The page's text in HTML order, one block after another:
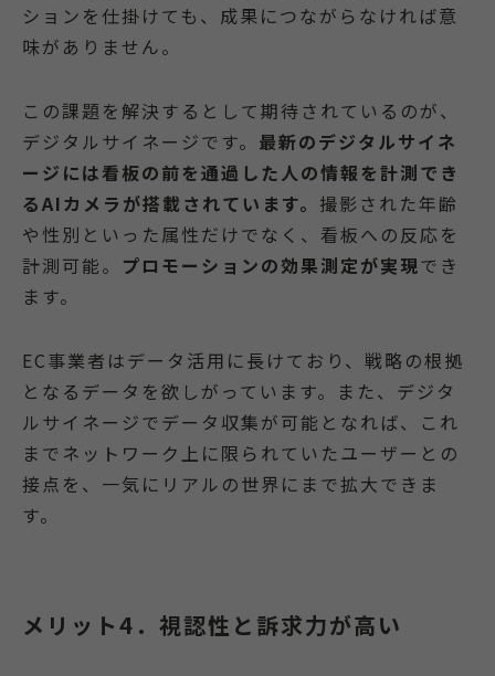
ションを仕掛けても、成果につながらなければ意
味がありません。
この課題を解決するとして期待されているのが、
デジタルサイネージです。 最新のデジタルサイネ
ージには看板の前を通過した人の情報を計測でき
るAIカメラが搭載されています。 撮影された年齢
や性別といった属性だけでなく、看板への反応を
計測可能。 プロモーションの効果測定が実現でき
ます。
EC事業者はデータ活用に長けており、戦略の根拠
となるデータを欲しがっています。また、デジタ
ルサイネージでデータ収集が可能となれば、これ
までネットワーク上に限られていたユーザーとの
接点を、一気にリアルの世界にまで拡大できま
す。
メリット4．視認性と訴求力が高い